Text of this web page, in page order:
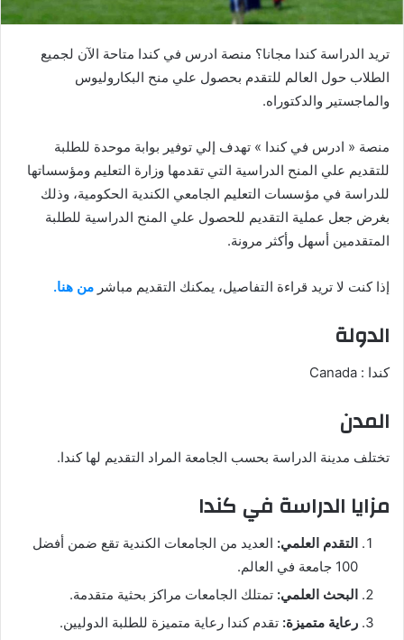
تريد الدراسة كندا مجانا؟ منصة ادرس في كندا متاحة الآن لجميع
الطلاب حول العالم للتقدم بحصول علي منح البكاروليوس
والماجستير والدكتوراه.
منصة « ادرس في كندا » تهدف إلي توفير بوابة موحدة للطلبة
للتقديم علي المنح الدراسية التي تقدمها وزارة التعليم ومؤسساتها
للدراسة في مؤسسات التعليم الجامعي الكندية الحكومية، وذلك
بغرض جعل عملية التقديم للحصول علي المنح الدراسية للطلبة
المتقدمين أسهل وأكثر مرونة.
إذا كنت لا تريد قراءة التفاصيل، يمكنك التقديم مباشر من هنا.
الدولة
كندا : Canada
المدن
تختلف مدينة الدراسة بحسب الجامعة المراد التقديم لها كندا.
مزايا الدراسة في كندا
التقدم العلمي: العديد من الجامعات الكندية تقع ضمن أفضل
100 جامعة في العالم.
البحث العلمي: تمتلك الجامعات مراكز بحثية متقدمة.
رعاية متميزة: تقدم كندا رعاية متميزة للطلبة الدوليين.